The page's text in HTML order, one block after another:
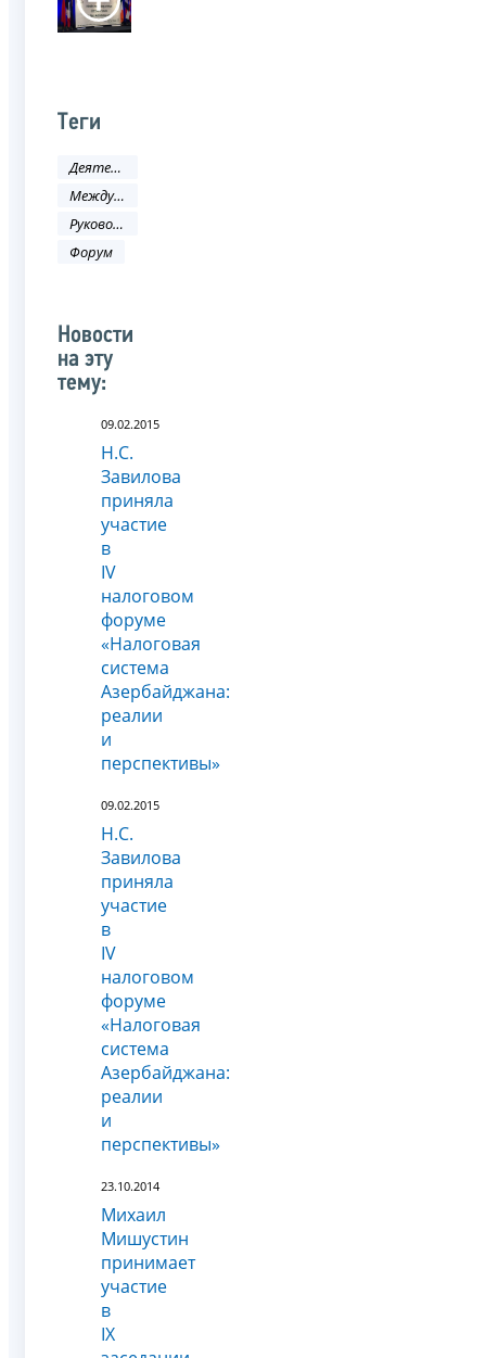
Теги
Деятельность ФНС
Международное сотрудничество
Руководитель ФНС России
Форум
Новости
на эту
тему:
09.02.2015
Н.С.
Завилова
приняла
участие
в
IV
налоговом
форуме
«Налоговая
система
Азербайджана:
реалии
и
перспективы»
09.02.2015
Н.С.
Завилова
приняла
участие
в
IV
налоговом
форуме
«Налоговая
система
Азербайджана:
реалии
и
перспективы»
23.10.2014
Михаил
Мишустин
принимает
участие
в
IX